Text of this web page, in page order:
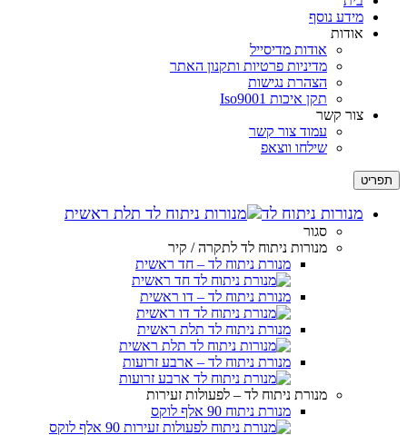
מידע נוסף
אודות
אודות מדיסייל
מדיניות פרטיות ותקנון האתר
הצהרת נגישות
תקן איכות Iso9001
צור קשר
עמוד צור קשר
שילחו ווצאפ
תפריט
מנורות ניתוח לד
סגור
מנורות ניתוח לד לתקרה / קיר
מנורת ניתוח לד – חד ראשית
מנורת ניתוח לד – דו ראשית
מנורת ניתוח לד תלת ראשית
מנורת ניתוח לד – ארבע זרועות
מנורת ניתוח לד – לפעולות זעירות
מנורת ניתוח 90 אלף לוקס